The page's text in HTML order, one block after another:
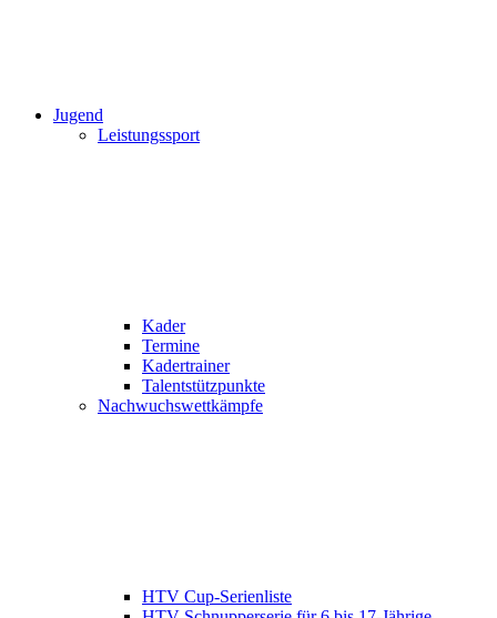
Jugend
Leistungssport
Kader
Termine
Kadertrainer
Talentstützpunkte
Nachwuchswettkämpfe
HTV Cup-Serienliste